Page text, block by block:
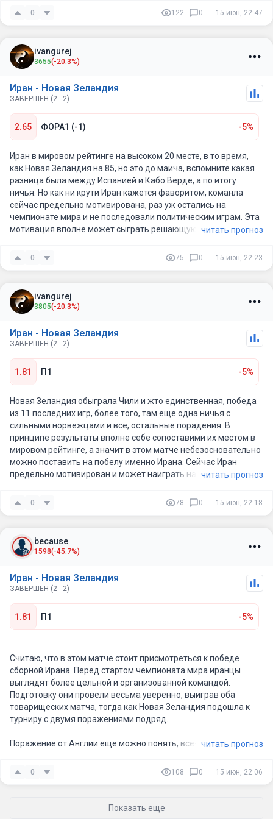
0 122 0 15 июн, 22:47
ivangurej
3655(-20.3%)
Иран - Новая Зеландия
ЗАВЕРШЕН (2 - 2)
2.65 ФОРА1 (-1) -5%
Иран в мировом рейтинге на высоком 20 месте, в то время,
как Новая Зеландия на 85, но это до маича, вспомните какая
разница была между Испанией и Кабо Верде, а по итогу
ничья. Но как ни крути Иран кажется фаворитом, команла
сейчас предельно мотивирована, раз уж остались на
чемпионате мира и не последовали политическим играм. Эта
мотивация вполне может сыграть решающую роль.читать прогноз
0 75 0 15 июн, 22:23
ivangurej
3805(-20.3%)
Иран - Новая Зеландия
ЗАВЕРШЕН (2 - 2)
1.81 П1 -5%
Новая Зеландия обыграла Чили и жто единственная, победа
из 11 последних игр, более того, там еще одна ничья с
сильными норвежцами и все, остальные порадения. В
принципе результаты вполне себе сопоставими их местом в
мировом рейтинге, а значит в этом матче небезосновательно
можно поставить на побелу именно Ирана. Сейчас Иран
предельно мотивирован и может наиграть на победу.читать прогноз
0 78 0 15 июн, 22:18
because
1598(-45.7%)
Иран - Новая Зеландия
ЗАВЕРШЕН (2 - 2)
1.81 П1 -5%
Считаю, что в этом матче стоит присмотреться к победе
сборной Ирана. Перед стартом чемпионата мира иранцы
выглядят более цельной и организованной командой.
Подготовку они провели весьма уверенно, выиграв оба
товарищеских матча, тогда как Новая Зеландия подошла к
турниру с двумя поражениями подряд.
Поражение от Англии еще можно понять, всё-таки это один
Гаити выглядит уже тревожным сигналом для
новозеландцев. Такие результаты перед чемпионатом мира
Если смотреть на составы, то какого-то огромного
читать прогноз
0 108 0 15 июн, 22:06
Показать еще